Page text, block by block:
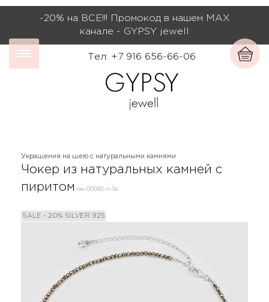
-20% на ВСЕ!!! Промокод в нашем МАХ
канале - GYPSY jewell
Тел: +7 916 656-66-06
Украшения на шею с натуральными камнями
Чокер из натуральных камней с
пиритом
ож-00080-п-Ss
SALE - 20% SILVER 925